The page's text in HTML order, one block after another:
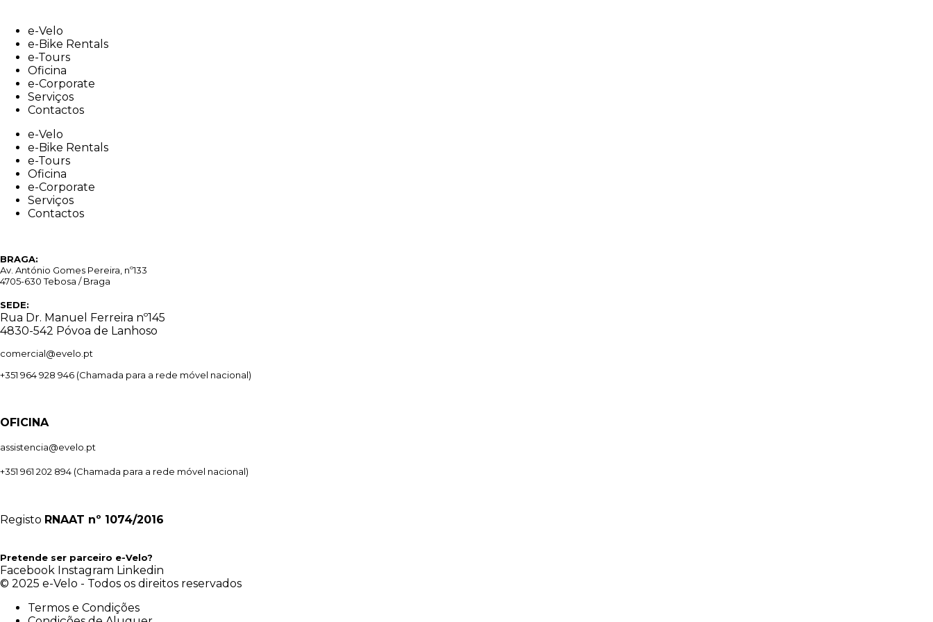
contente-Velo
e-Bike Rentals
e-Tours
Oficina
e-Corporate
Serviços
Contactos
e-Velo
e-Bike Rentals
e-Tours
Oficina
e-Corporate
Serviços
Contactos
BRAGA:
Av. António Gomes Pereira, nº133
4705-630 Tebosa / Braga
SEDE:
Rua Dr. Manuel Ferreira nº145
4830-542 Póvoa de Lanhoso
comercial@evelo.pt
+351 964 928 946 (Chamada para a rede móvel nacional)
OFICINA
assistencia@evelo.pt
+351 961 202 894 (Chamada para a rede móvel nacional)
Registo RNAAT nº 1074/2016
Pretende ser parceiro e-Velo?
Facebook Instagram Linkedin
© 2025 e-Velo - Todos os direitos reservados
Termos e Condições